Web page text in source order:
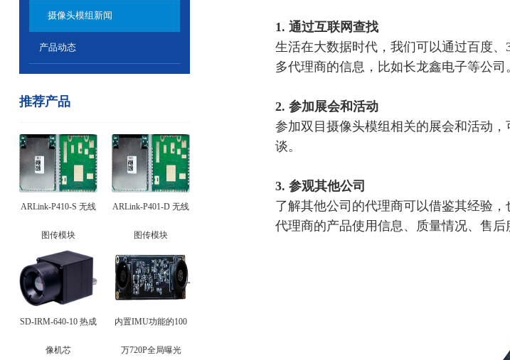
摄像头模组新闻
产品动态
推荐产品
ARLink-P410-S 无线
图传模块
ARLink-P401-D 无线
图传模块
SD-IRM-640-10 热成
像机芯
内置IMU功能的100
万720P全局曝光
1. 通过互联网查找
生活在大数据时代，我们可以通过百度、
多代理商的信息 ， 比如长龙鑫电子等公司
2. 参加展会和活动
参加双目摄像头模组相关的展会和活动
谈。
3. 参观其他公司
了解其他公司的代理商可以借鉴其经验
代理商的产品使用信息、质量情况、售后